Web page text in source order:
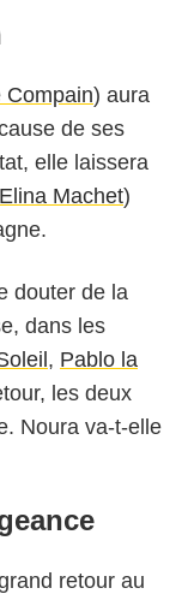
Compain) aura
de ses
elle laissera
Elina Machet)
douter de la
dans les
, Pablo la
les deux
Noura va-t-elle
retour au